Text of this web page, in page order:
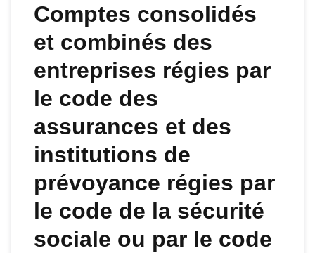
Comptes consolidés
et combinés des
entreprises régies par
le code des
assurances et des
institutions de
prévoyance régies par
le code de la sécurité
sociale ou par le code